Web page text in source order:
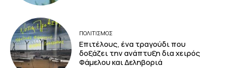
ΠΟΛΙΤΙΣΜΟΣ
Επιτέλους, ένα τραγούδι που
δοξάζει την ανάπτυξη δια χειρός
Φάμελου και Δεληβοριά